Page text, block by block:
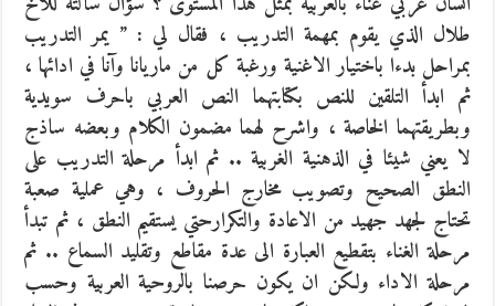
طلال الذي يقوم بمهمة التدريب ، فقال لي : ” يمر التدريب
بمراحل بدءا باختيار الاغنية ورغبة كل من ماريانا وآنا في ادائها ،
ثم ابدأ التلقين للنص بكتابتهما النص العربي باحرف سويدية
وبطريقتهما الخاصة ، واشرح لهما مضمون الكلام وبعضه ساذج
لا يعني شيئا في الذهنية الغربية .. ثم ابدأ مرحلة التدريب على
النطق الصحيح وتصويب مخارج الحروف ، وهي عملية صعبة
تحتاج لجهد جهيد من الاعادة والتكرارحتي يستقيم النطق ، ثم تبدأ
مرحلة الغناء بتقطيع العبارة الى عدة مقاطع وتقليد السماع .. ثم
مرحلة الاداء ولكن ان يكون حرصنا بالروحية العربية وحسب